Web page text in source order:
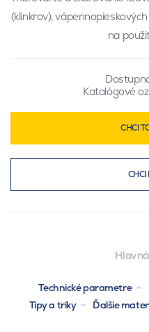
(klinkrov),
na
Katalógové
CHCI
Technické parametre
Tipy a triky
Ďalšie